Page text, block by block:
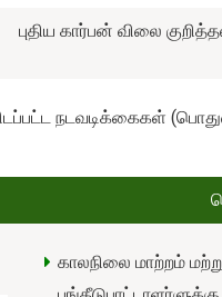
புதிய கார்பன் விலை
நடவடிக்கைகள்
காலநிலை மாற்றம்